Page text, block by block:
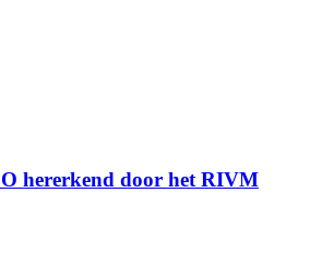
hererkend door het RIVM